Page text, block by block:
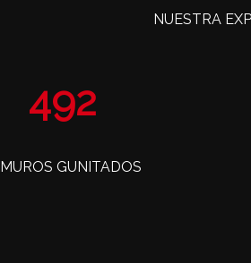
NUESTRA
802
MUROS GUNITADOS